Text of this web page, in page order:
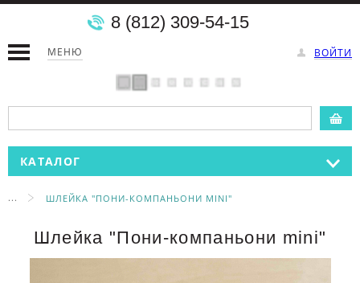
МЕНЮ ВОЙТИ
8 (812) 309-54-15
КАТАЛОГ
... ШЛЕЙКА "ПОНИ-КОМПАНЬОНИ MINI"
Шлейка "Пони-компаньони mini"